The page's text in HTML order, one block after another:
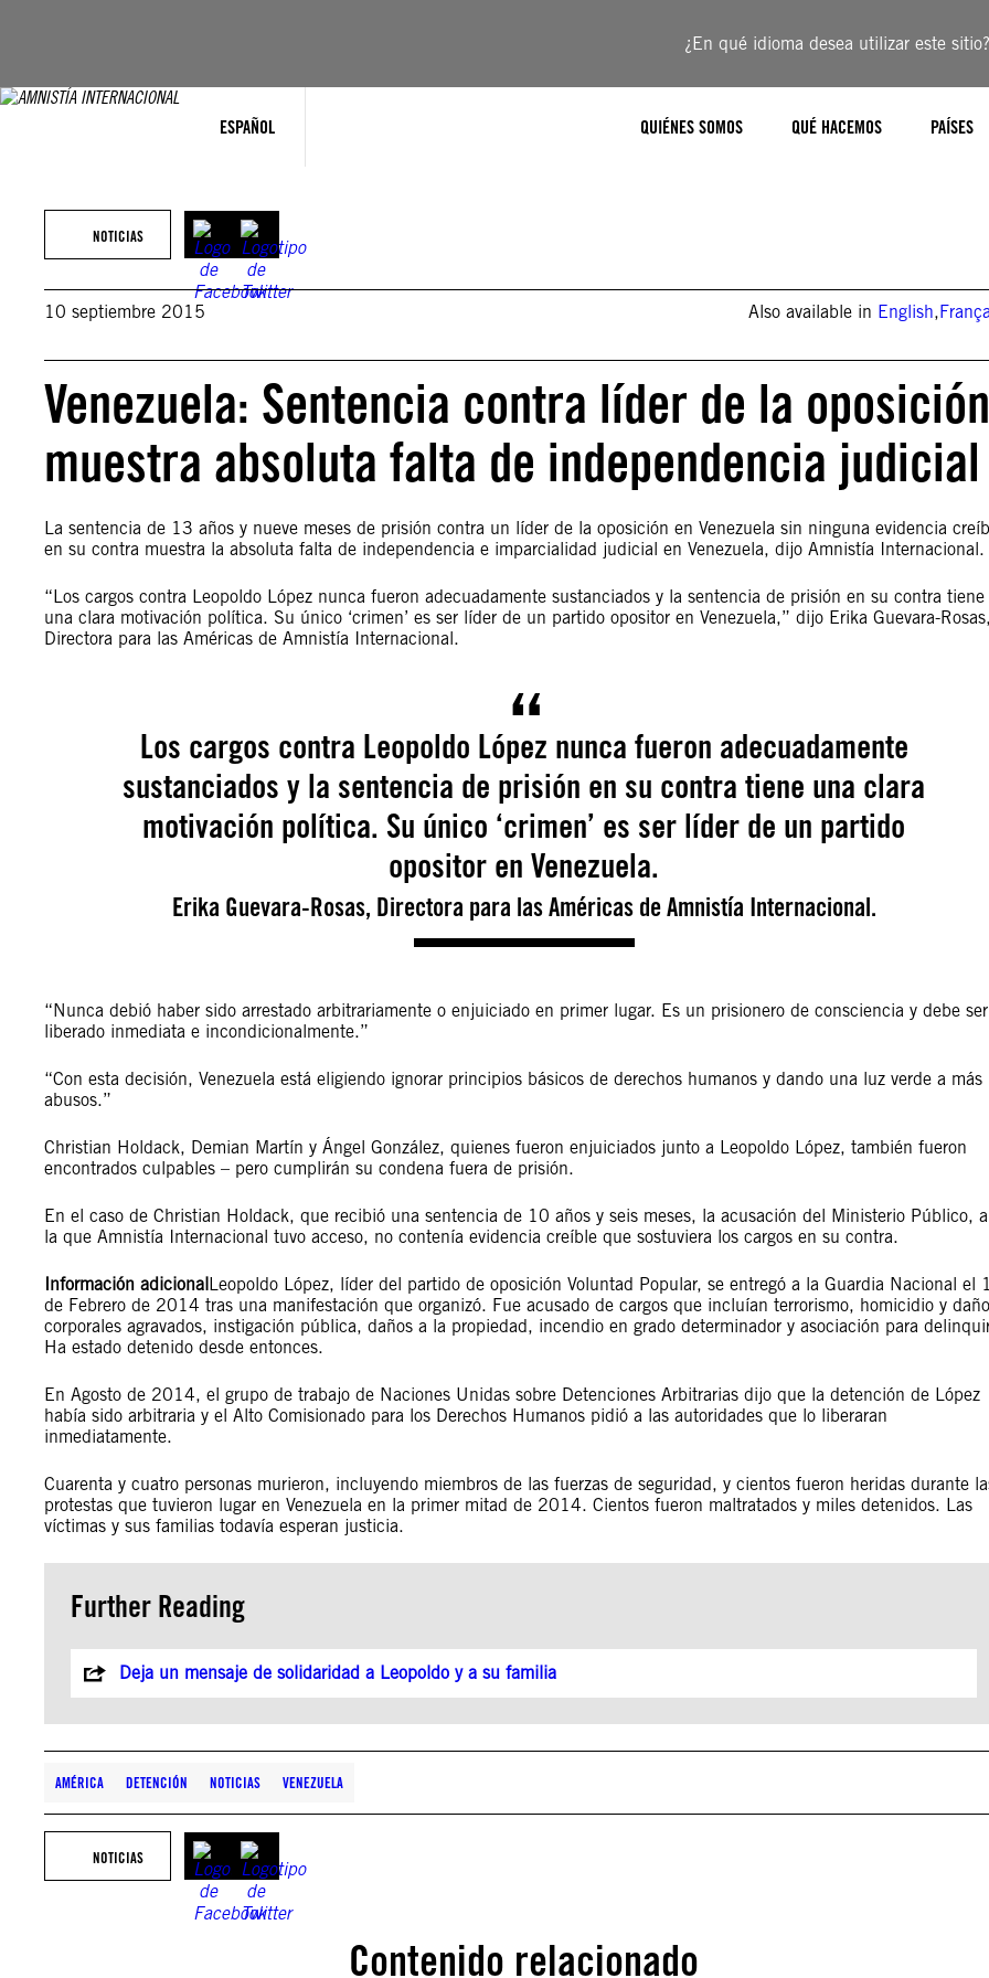
¿En qué idioma desea utilizar este sitio?
ESPAÑOL QUIÉNES SOMOS QUÉ HACEMOS PAÍSES
NOTICIAS
10 septiembre 2015 Also available in English,
Venezuela: Sentencia contra líder de la oposición
muestra absoluta falta de independencia judicial
La sentencia de 13 años y nueve meses de prisión contra un líder de la oposición en Venezuela sin ninguna evidencia
en su contra muestra la absoluta falta de independencia e imparcialidad judicial en Venezuela, dijo Amnistía Internacional.
“Los cargos contra Leopoldo López nunca fueron adecuadamente sustanciados y la sentencia de prisión en su contra tiene
una clara motivación política. Su único ‘crimen’ es ser líder de un partido opositor en Venezuela,” dijo Erika Guevara-Rosas,
Directora para las Américas de Amnistía Internacional.
Los cargos contra Leopoldo López nunca fueron adecuadamente
sustanciados y la sentencia de prisión en su contra tiene una clara
motivación política. Su único ‘crimen’ es ser líder de un partido
opositor en Venezuela.
Erika Guevara-Rosas, Directora para las Américas de Amnistía Internacional.
“Nunca debió haber sido arrestado arbitrariamente o enjuiciado en primer lugar. Es un prisionero de consciencia y debe ser
liberado inmediata e incondicionalmente.”
“Con esta decisión, Venezuela está eligiendo ignorar principios básicos de derechos humanos y dando una luz verde a más
abusos.”
Christian Holdack, Demian Martín y Ángel González, quienes fueron enjuiciados junto a Leopoldo López, también fueron
encontrados culpables – pero cumplirán su condena fuera de prisión.
En el caso de Christian Holdack, que recibió una sentencia de 10 años y seis meses, la acusación del Ministerio Público, a
la que Amnistía Internacional tuvo acceso, no contenía evidencia creíble que sostuviera los cargos en su contra.
Información adicionalLeopoldo López, líder del partido de oposición Voluntad Popular, se entregó a la Guardia Nacional el
de Febrero de 2014 tras una manifestación que organizó. Fue acusado de cargos que incluían terrorismo, homicidio y
corporales agravados, instigación pública, daños a la propiedad, incendio en grado determinador y asociación para
Ha estado detenido desde entonces.
En Agosto de 2014, el grupo de trabajo de Naciones Unidas sobre Detenciones Arbitrarias dijo que la detención de López
había sido arbitraria y el Alto Comisionado para los Derechos Humanos pidió a las autoridades que lo liberaran
inmediatamente.
Cuarenta y cuatro personas murieron, incluyendo miembros de las fuerzas de seguridad, y cientos fueron heridas durante
protestas que tuvieron lugar en Venezuela en la primer mitad de 2014. Cientos fueron maltratados y miles detenidos. Las
víctimas y sus familias todavía esperan justicia.
Further Reading
Deja un mensaje de solidaridad a Leopoldo y a su familia
AMÉRICA DETENCIÓN NOTICIAS VENEZUELA
NOTICIAS
Contenido relacionado